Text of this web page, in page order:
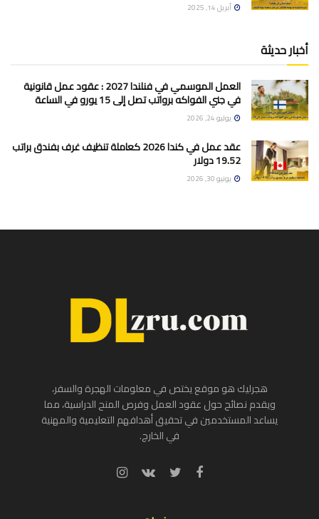
أبريل 14, 2025
أخبار حديثة
العمل الموسمي في فنلندا 2027 : عقود عمل قانونية
في جني الفواكه برواتب تصل إلى 15 يورو في الساعة
يوليو 24, 2026
عقد عمل في كندا 2026 كعاملة تنظيف غرف بفندق براتب
19.52 دولار
يونيو 30, 2026
هجرليك هو موقع يختص في معلومات الهجرة والسفر،
ويقدم نصائح حول عقود العمل وفرص المنح الدراسية، مما
يساعد المستخدمين في تحقيق أهدافهم التعليمية والمهنية
في الخارج.